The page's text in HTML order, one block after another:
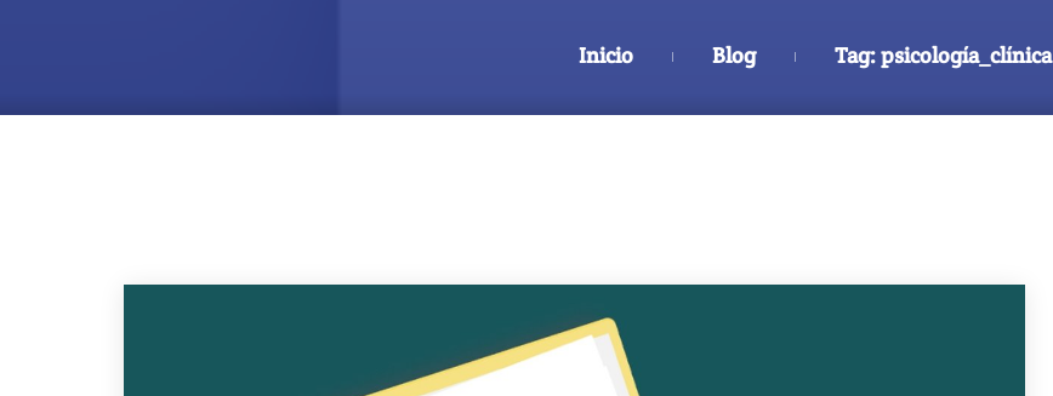
Inicio Blog Tag: psicología_clínica